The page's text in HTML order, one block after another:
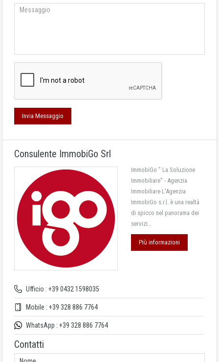
Consulente ImmobiGo Srl
Ufficio : +39 0432 1598035
Mobile : +39 328 886 7764
WhatsApp : +39 328 886 7764
ImmobiGo " La Soluzione
Immobiliare" - Agenzia
Immobiliare L'Agenzia
ImmobiGo s.r.l. è una realtà
di spicco nel panorama dei
servizi…
Più informazioni
Contatti